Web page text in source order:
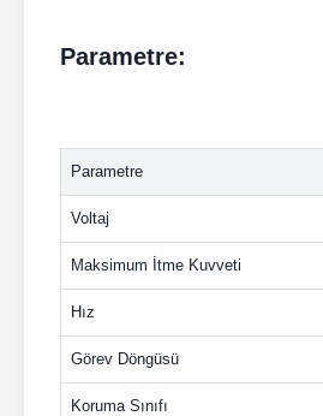
Parametre:
Parametre
Voltaj
Maksimum İtme Kuvveti
Hız
Görev Döngüsü
Koruma Sınıfı